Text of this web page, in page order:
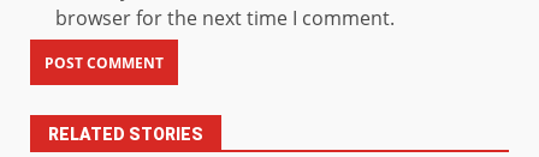
browser for the next time I comment.
RELATED STORIES